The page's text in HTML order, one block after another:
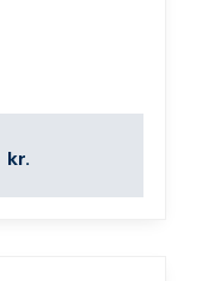
kr.